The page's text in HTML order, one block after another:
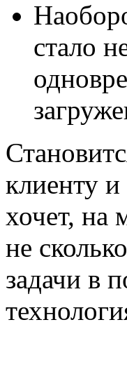
стало
клиенту и
хочет, на
не
задачи в